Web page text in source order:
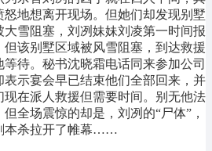
地想离开现场。但她们却发现别墅
雪阻塞，刘冽妹妹刘凌第一时间报
该别墅区域被风雪阻塞，到达救援
待。秘书沈晓霜电话同来参加公司
表示宴会早已结束他们全部回来，并
在派人救援但需要时间。别无他法
全场震惊的却是，刘冽的“尸体”，
本杀拉开了帷幕……